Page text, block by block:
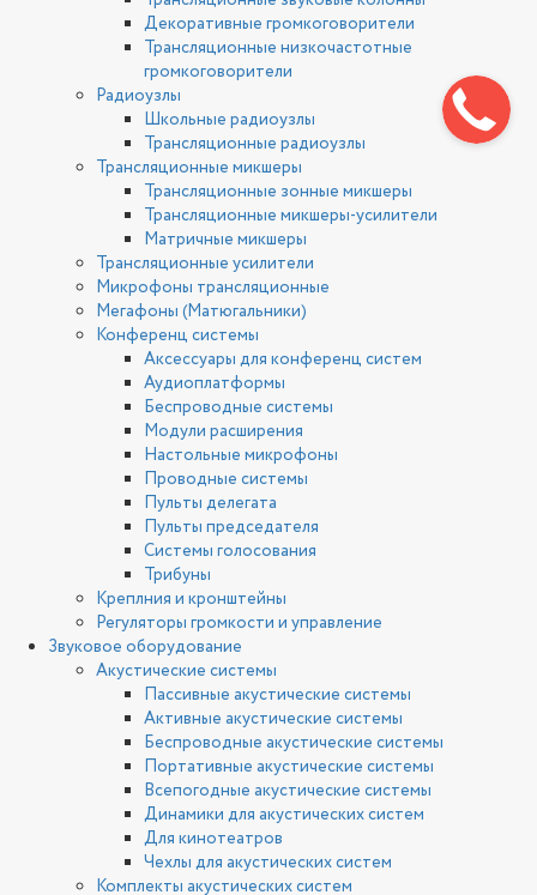
Декоративные громкоговорители
Трансляционные низкочастотные
громкоговорители
Радиоузлы
Школьные радиоузлы
Трансляционные радиоузлы
Трансляционные микшеры
Трансляционные зонные микшеры
Трансляционные микшеры-усилители
Матричные микшеры
Трансляционные усилители
Микрофоны трансляционные
Мегафоны (Матюгальники)
Конференц системы
Аксессуары для конференц систем
Аудиоплатформы
Беспроводные системы
Модули расширения
Настольные микрофоны
Проводные системы
Пульты делегата
Пульты председателя
Системы голосования
Трибуны
Креплния и кронштейны
Регуляторы громкости и управление
Звуковое оборудование
Акустические системы
Пассивные акустические системы
Активные акустические системы
Беспроводные акустические системы
Портативные акустические системы
Всепогодные акустические системы
Динамики для акустических систем
Для кинотеатров
Чехлы для акустических систем
Комплекты акустических систем